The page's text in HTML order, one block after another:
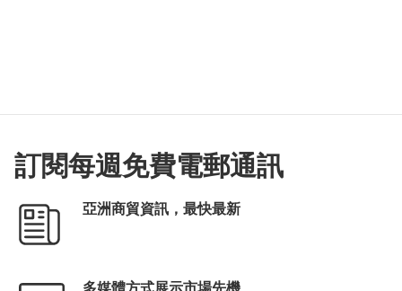
訂閱每週免費電郵通訊
亞洲商貿資訊，最快最新